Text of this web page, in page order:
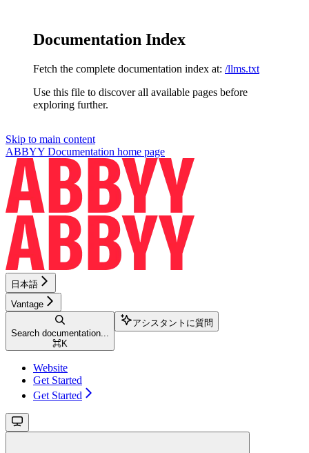
Documentation Index
Fetch the complete documentation index at: /llms.txt
Use this file to discover all available pages before
exploring further.
Skip to main content
ABBYY Documentation home page
日本語
Vantage
Search documentation...
⌘K
アシスタントに質問
Website
Get Started
Get Started